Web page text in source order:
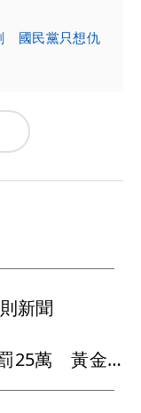
國民黨只想仇
新聞
疑「破百間日租套房」違法遭罰25萬 黃金地段業者說話了